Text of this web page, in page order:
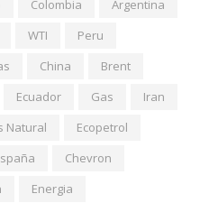
Colombia
Argentina
WTI
Peru
China
Brent
Ecuador Gas
Iran
Natural
Ecopetrol
Chevron
Energia